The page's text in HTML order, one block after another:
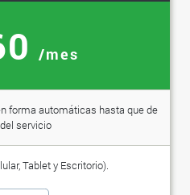
/mes
forma automáticas hasta que de
servicio
Tablet y Escritorio).